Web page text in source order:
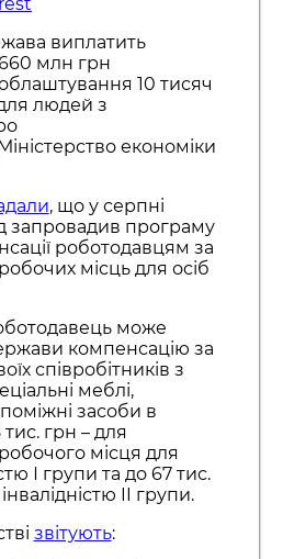
виплатить
млн грн
10 тисяч
людей з
економіки
, що у серпні
запровадив програму
роботодавцям за
місць для осіб
може
компенсацію за
співробітників з
меблі,
засоби в
тис. грн – для
місця для
І групи та до 67 тис.
II групи.
звітують: